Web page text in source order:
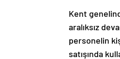
Kent
aralıksız
personelin
satışında